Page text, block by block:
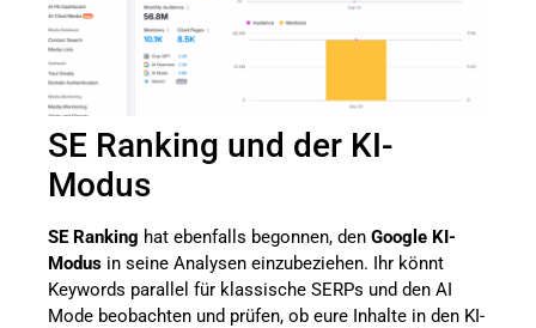
SE Ranking und der KI-
Modus
SE Ranking hat ebenfalls begonnen, den Google KI-
Modus in seine Analysen einzubeziehen. Ihr könnt
Keywords parallel für klassische SERPs und den AI
Mode beobachten und prüfen, ob eure Inhalte in den KI-